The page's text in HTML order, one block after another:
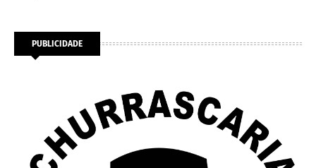
PUBLICIDADE